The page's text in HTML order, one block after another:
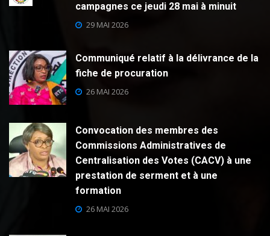
campagnes ce jeudi 28 mai à minuit
29 MAI 2026
Communiqué relatif à la délivrance de la
fiche de procuration
26 MAI 2026
Convocation des membres des
Commissions Administratives de
Centralisation des Votes (CACV) à une
prestation de serment et à une
formation
26 MAI 2026